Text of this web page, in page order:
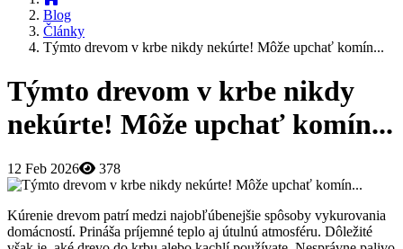
Blog
Články
Týmto drevom v krbe nikdy nekúrte! Môže upchať komín...
Týmto drevom v krbe nikdy
nekúrte! Môže upchať komín...
12 Feb 2026 378
Kúrenie drevom patrí medzi najobľúbenejšie spôsoby vykurovania
domácností. Prináša príjemné teplo aj útulnú atmosféru. Dôležité